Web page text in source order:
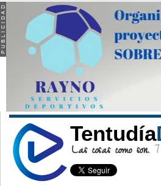
Tentudía
Las cosas como son.